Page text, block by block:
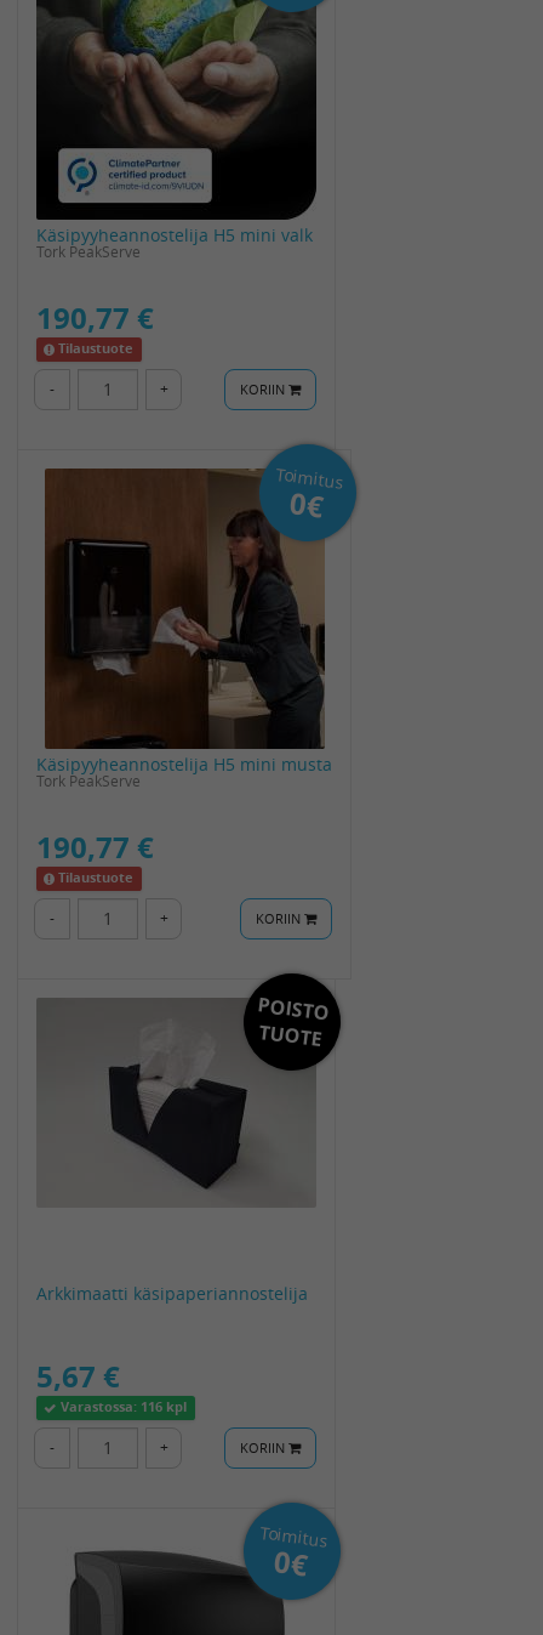
Käsipyyheannostelija H5 mini valk
Tork PeakServe
190,77 €
Tilaustuote
- + KORIIN
Toimitus
0€
Käsipyyheannostelija H5 mini musta
Tork PeakServe
190,77 €
Tilaustuote
- + KORIIN
POISTO
TUOTE
Arkkimaatti käsipaperiannostelija
5,67 €
Varastossa: 116 kpl
- + KORIIN
Toimitus
0€